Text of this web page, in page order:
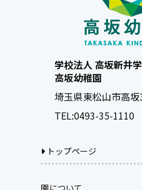
学校法人 高坂新井
高坂幼稚園
埼玉県東松山市高
TEL:0493-35-1110
トップページ
園について